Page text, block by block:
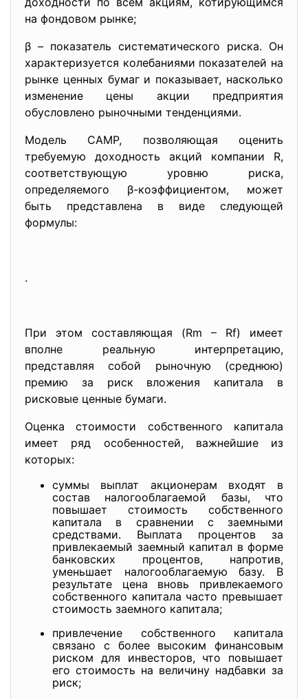
на фондовом рынке;
β – показатель систематического риска. Он
характеризуется колебаниями показателей на
рынке ценных бумаг и показывает, насколько
изменение цены акции предприятия
обусловлено рыночными тенденциями.
Модель САМР, позволяющая оценить
требуемую доходность акций компании R,
соответствующую уровню риска,
определяемого β-коэффициентом, может
быть представлена в виде следующей
формулы:
.
При этом составляющая (Rm – Rf) имеет
вполне реальную интерпретацию,
представляя собой рыночную (среднюю)
премию за риск вложения капитала в
рисковые ценные бумаги.
Оценка стоимости собственного капитала
имеет ряд особенностей, важнейшие из
которых:
суммы выплат акционерам входят в
состав налогооблагаемой базы, что
повышает стоимость собственного
капитала в сравнении с заемными
средствами. Выплата процентов за
привлекаемый заемный капитал в форме
банковских процентов, напротив,
уменьшает налогооблагаемую базу. В
результате цена вновь привлекаемого
собственного капитала часто превышает
стоимость заемного капитала;
привлечение собственного капитала
связано с более высоким финансовым
риском для инвесторов, что повышает
его стоимость на величину надбавки за
риск;